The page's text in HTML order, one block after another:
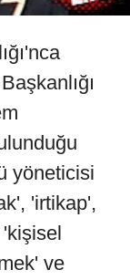
yöneticisi
'irtikap',
'kişisel
ve